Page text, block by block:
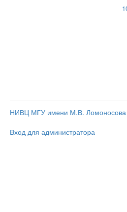
НИВЦ МГУ имени М.В. Ломоносова
Вход для администратора